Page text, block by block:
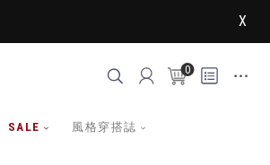
X
0
SALE 風格穿搭誌